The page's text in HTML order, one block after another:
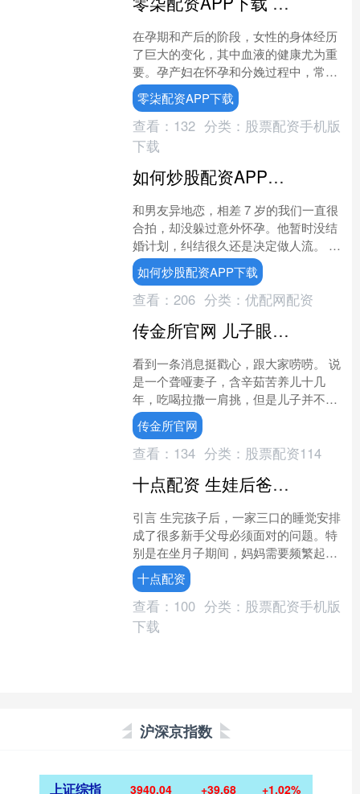
在孕期和产后的阶段，女性的身体经历
了巨大的变化，其中血液的健康尤为重
要。孕产妇在怀孕和分娩过程中，常常
面临补血的挑战。这不仅关系到母亲自
身的健康，也直接影响到胎....
零柒配资APP下载
查看： 132 分类： 股票配资手机版
下载
如何炒股配资APP下载 无痛人流手术怎么做的过程
和男友异地恋，相差 7 岁的我们一直很
合拍，却没躲过意外怀孕。他暂时没结
婚计划，纠结很久还是决定做人流。 进
手术室时我特别紧张，医生轻声安慰我
别慌，接着把麻药推....
如何炒股配资APP下载
查看： 206 分类： 优配网配资
传金所官网 儿子眼里，老妈十年茹苦，不如“远房老爸”一句漂亮话，戳心吗？
看到一条消息挺戳心，跟大家唠唠。 说
是一个聋哑妻子，含辛茹苦养儿十几
年，吃喝拉撒一肩挑，但是儿子并不怎
么领情……聋妻老公一年才来看一两
回，每次来，一句话就能把小....
传金所官网
查看： 134 分类： 股票配资114
十点配资 生娃后爸爸睡哪里？产妇心疼老公反而坑自己，导致夫妻离婚
引言 生完孩子后，一家三口的睡觉安排
成了很多新手父母必须面对的问题。特
别是在坐月子期间，妈妈需要频繁起夜
照顾宝宝，爸爸要不要一起睡就成了一
个敏感话题。有些产妇心....
十点配资
查看： 100 分类： 股票配资手机版
下载
沪深京指数
上证综指 3940.04 +39.68 +1.02%